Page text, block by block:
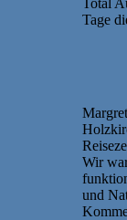
Total
Tage
Wir
und